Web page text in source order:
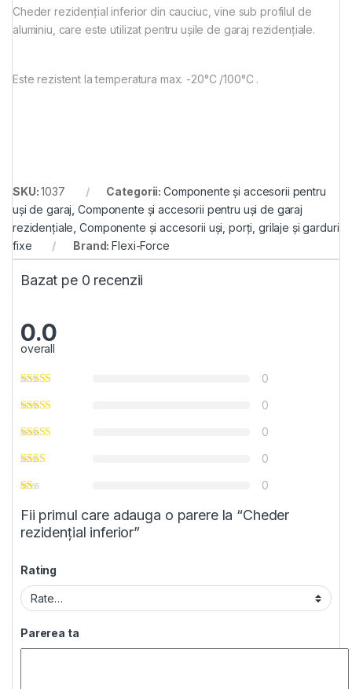
Cheder rezidenţial inferior din cauciuc, vine sub profilul de
aluminiu, care este utilizat pentru ușile de garaj rezidențiale.
Este rezistent la temperatura max. -20°C /100°C .
SKU:1037 Categorii: Componente și accesorii pentru
uși de garaj ,Componente și accesorii pentru uși de garaj
rezidențiale ,Componente și accesorii uși, porți, grilaje și garduri
fixe
Brand:Flexi-Force
Bazat pe 0 recenzii
0.0
overall
0
0
0
0
0
Fii primul care adauga o parere la “Cheder
rezidenţial inferior”
Rating
Parerea ta